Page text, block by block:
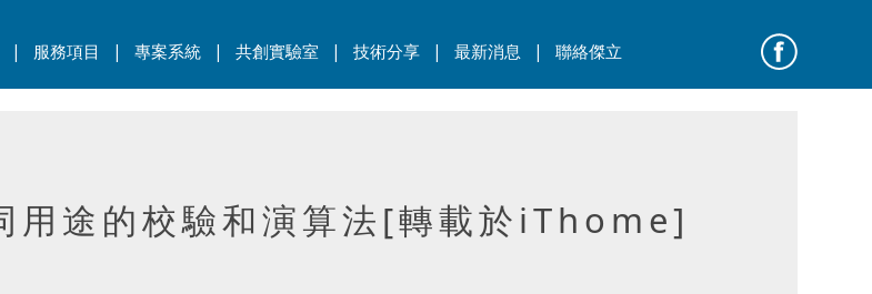
| 服務項目 | 專案系統| 共創實驗室 | 技術分享| 最新消息 | 聯絡傑立
途的校驗和演算法[轉載於iThome]